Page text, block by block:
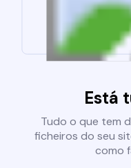
Está
Tudo o que tem
ficheiros do seu
como